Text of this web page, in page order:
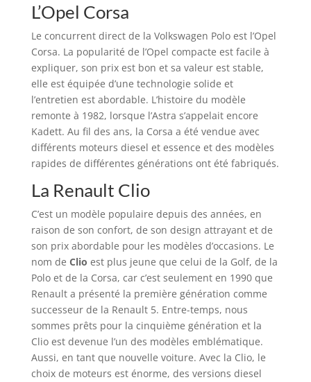
L’Opel Corsa
Le concurrent direct de la Volkswagen Polo est l’Opel
Corsa. La popularité de l’Opel compacte est facile à
expliquer, son prix est bon et sa valeur est stable,
elle est équipée d’une technologie solide et
l’entretien est abordable. L’histoire du modèle
remonte à 1982, lorsque l’Astra s’appelait encore
Kadett. Au fil des ans, la Corsa a été vendue avec
différents moteurs diesel et essence et des modèles
rapides de différentes générations ont été fabriqués.
La Renault Clio
C’est un modèle populaire depuis des années, en
raison de son confort, de son design attrayant et de
son prix abordable pour les modèles d’occasions. Le
nom de Clio est plus jeune que celui de la Golf, de la
Polo et de la Corsa, car c’est seulement en 1990 que
Renault a présenté la première génération comme
successeur de la Renault 5. Entre-temps, nous
sommes prêts pour la cinquième génération et la
Clio est devenue l’un des modèles emblématique.
Aussi, en tant que nouvelle voiture. Avec la Clio, le
choix de moteurs est énorme, des versions diesel